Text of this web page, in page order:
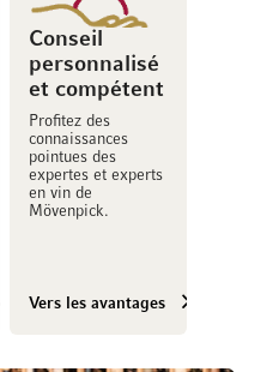
Vins
Conseil
personnalisé
et compétent
Profitez des
connaissances
pointues des
expertes et experts
en vin de
Mövenpick.
Vers les avantages